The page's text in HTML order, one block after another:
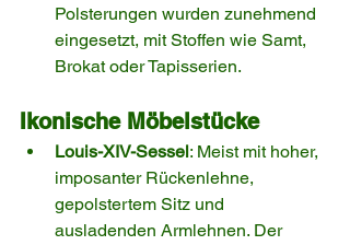
Polsterungen wurden zunehmend
eingesetzt, mit Stoffen wie Samt,
Brokat oder Tapisserien.
Ikonische Möbelstücke
Louis-XIV-Sessel: Meist mit hoher,
imposanter Rückenlehne,
gepolstertem Sitz und
ausladenden Armlehnen. Der